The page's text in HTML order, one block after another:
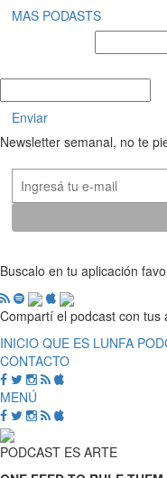
MAS PODASTS
Enviar
Newsletter semanal, no te
Buscalo en tu aplicación
Compartí el podcast con tus
INICIO QUE ES LUNFA
CONTACTO
MENÚ
PODCAST ES ARTE